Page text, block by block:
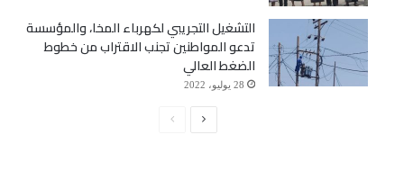
التشغيل التجريبي لكهرباء المخا، والمؤسسة
تدعو المواطنين تجنب الاقتراب من خطوط
الضغط العالي
28 يوليو، 2022
الصفحة
الصفحة